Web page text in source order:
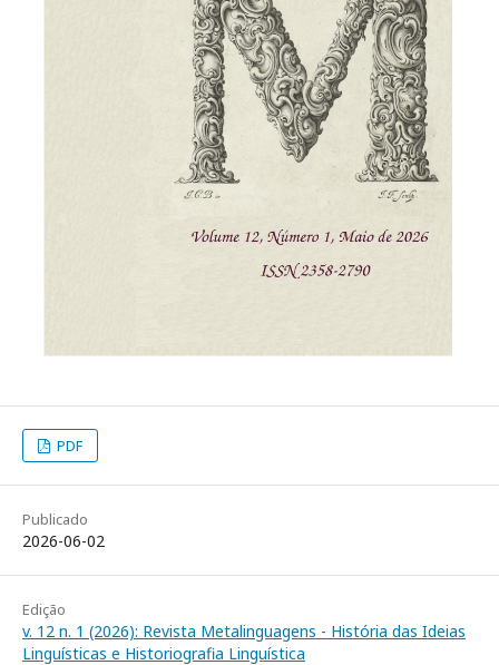
PDF
Publicado
2026-06-02
Edição
v. 12 n. 1 (2026): Revista Metalinguagens - História das Ideias
Linguísticas e Historiografia Linguística